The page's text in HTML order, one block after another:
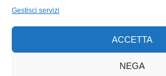
Gestisci servizi
ACCETTA
NEGA